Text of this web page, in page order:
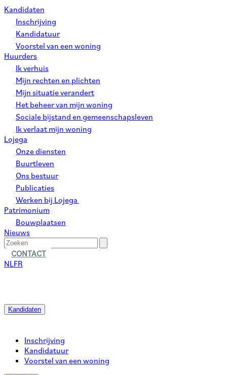
Kandidaten
Inschrijving
Kandidatuur
Voorstel van een woning
Huurders
Ik verhuis
Mijn rechten en plichten
Mijn situatie verandert
Het beheer van mijn woning
Sociale bijstand en gemeenschapsleven
Ik verlaat mijn woning
Lojega
Onze diensten
Buurtleven
Ons bestuur
Publicaties
Werken bij Lojega
Patrimonium
Bouwplaatsen
Nieuws
CONTACT
NLFR
Kandidaten
Inschrijving
Kandidatuur
Voorstel van een woning